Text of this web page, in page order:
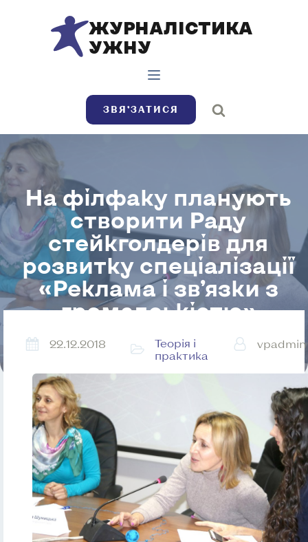
ЖУРНАЛІСТИКА
УЖНУ
ЗВЯ’ЗАТИСЯ
На філфаку планують
створити Раду
стейкголдерів для
розвитку спеціалізації
«Реклама і зв’язки з
громадськістю»
22.12.2018
Теорія і
практика
vpadmin